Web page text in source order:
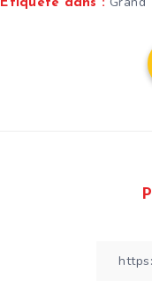
Étiqueté dans :